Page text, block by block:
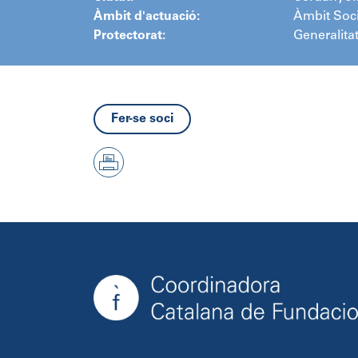
Àmbit d'actuació:
Àmbit
Protectorat:
Fer-se soci